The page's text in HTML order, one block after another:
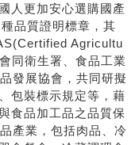
更加安心選購國產
品質證明標章，其
Agricultu
同衛生署、食品工業
發展協會，共同研擬
包裝標示規定等，藉
食品加工品之品質保
產業，包括肉品、冷